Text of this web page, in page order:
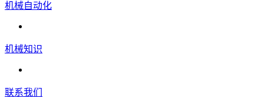
机械自动化
机械知识
联系我们